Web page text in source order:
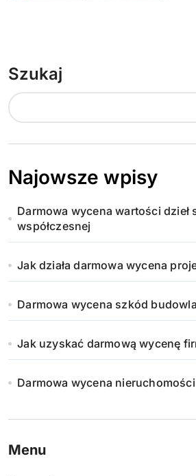
Szukaj
Najowsze wpisy
Darmowa wycena wartości dzieł
współczesnej
Jak działa darmowa wycena
Darmowa wycena szkód
Jak uzyskać darmową wycenę
Darmowa wycena
Menu